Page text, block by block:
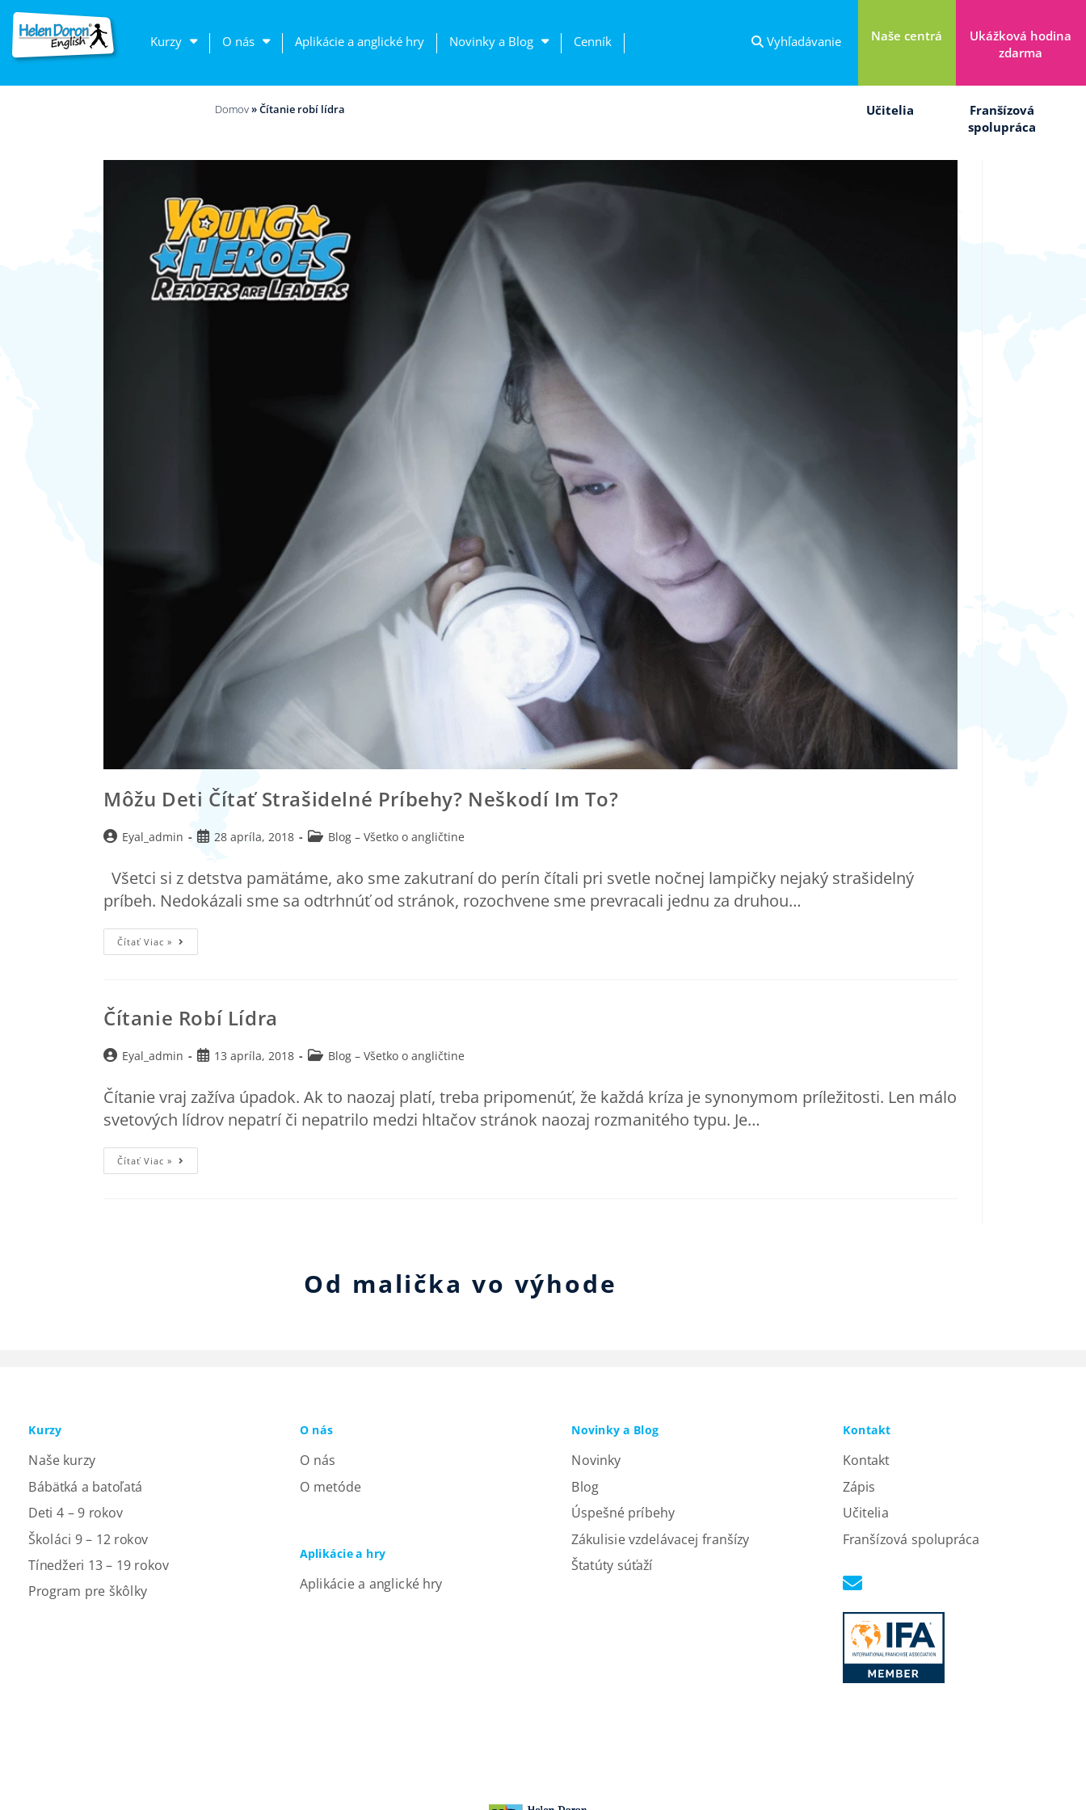
Kurzy O nás Aplikácie a anglické hry Novinky a Blog Cenník Vyhľadávanie Naše centrá
Ukážková hodina
zdarma
Domov»Čítanie robí lídra Učitelia
Franšízová
spolupráca
Môžu Deti Čítať Strašidelné Príbehy? Neškodí Im To?
Eyal_admin 28 apríla, 2018 Blog – Všetko o angličtine
Všetci si z detstva pamätáme, ako sme zakutraní do perín čítali pri svetle nočnej lampičky nejaký strašidelný
príbeh. Nedokázali sme sa odtrhnúť od stránok, rozochvene sme prevracali jednu za druhou…
Čítať Viac »
Čítanie Robí Lídra
Eyal_admin 13 apríla, 2018 Blog – Všetko o angličtine
Čítanie vraj zažíva úpadok. Ak to naozaj platí, treba pripomenúť, že každá kríza je synonymom príležitosti. Len málo
svetových lídrov nepatrí či nepatrilo medzi hltačov stránok naozaj rozmanitého typu. Je…
Čítať Viac »
Od malička vo výhode
Kurzy
Naše kurzy
Bábätká a batoľatá
Deti 4 – 9 rokov
Školáci 9 – 12 rokov
Tínedžeri 13 – 19 rokov
Program pre škôlky
O nás
O nás
O metóde
Aplikácie a hry
Aplikácie a anglické hry
Novinky a Blog
Novinky
Blog
Úspešné príbehy
Zákulisie vzdelávacej franšízy
Štatúty súťaží
Kontakt
Kontakt
Zápis
Učitelia
Franšízová spolupráca